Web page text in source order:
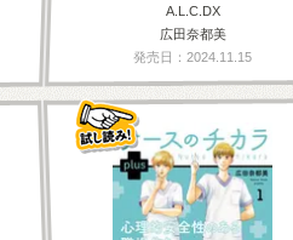
A.L.C.DX
広田奈都美
発売日：2024.11.15